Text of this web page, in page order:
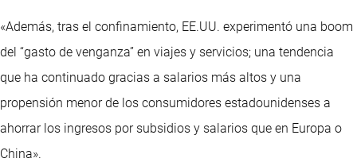
«Además, tras el confinamiento, EE.UU. experimentó una boom
del “gasto de venganza” en viajes y servicios; una tendencia
que ha continuado gracias a salarios más altos y una
propensión menor de los consumidores estadounidenses a
ahorrar los ingresos por subsidios y salarios que en Europa o
China».